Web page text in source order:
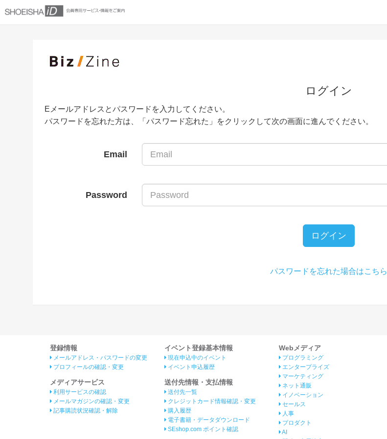
ログイン
Eメールアドレスとパスワードを入力してください。
パスワードを忘れた方は、「パスワード忘れた」をクリックして次の画面に進んでください。
Email
Password
ログイン
パスワードを忘れた場合はこちら
登録情報
メールアドレス・パスワードの変更
プロフィールの確認・変更
メディアサービス
利用サービスの確認
メールマガジンの確認・変更
記事購読状況確認・解除
イベント登録基本情報
現在申込中のイベント
イベント申込履歴
送付先情報・支払情報
送付先一覧
クレジットカード情報確認・変更
購入履歴
電子書籍・データダウンロード
SEshop.com ポイント確認
Webメディア
プログラミング
エンタープライズ
マーケティング
ネット通販
イノベーション
セールス
人事
プロダクト
AI